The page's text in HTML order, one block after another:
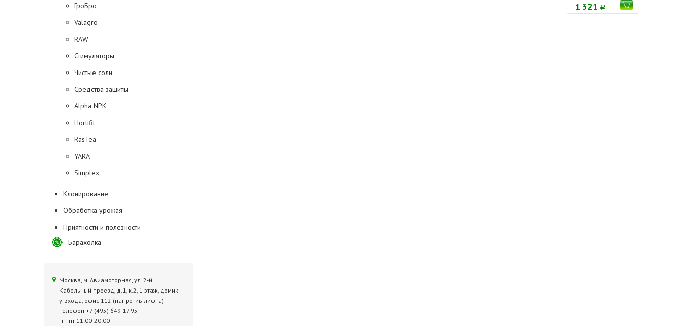
ГроБро
Valagro
RAW
Стимуляторы
Чистые соли
Средства защиты
Alpha NPK
Hortifit
RasTea
YARA
Simplex
Клонирование
Обработка урожая
Приятности и полезности
Барахолка
Москва, м. Авиамоторная, ул. 2‑й
Кабельный проезд, д.1, к.2, 1 этаж, домик
у входа, офис 112 (напротив лифта)
Телефон +7 (495) 649 17 95
пн-пт 11:00-20:00
1 321Р